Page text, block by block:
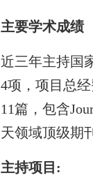
主要学术成绩
近三年主持国
4项，项目总
11篇，包含
天领域顶级期
主持项目: